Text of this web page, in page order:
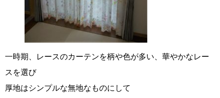
一時期、レースのカーテンを柄や色が多い、華やかなレー
スを選び
厚地はシンプルな無地なものにして